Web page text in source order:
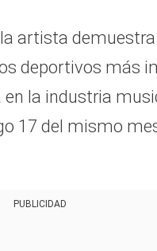
artista
deportivos más
la industria
17 del mismo
PUBLICIDAD